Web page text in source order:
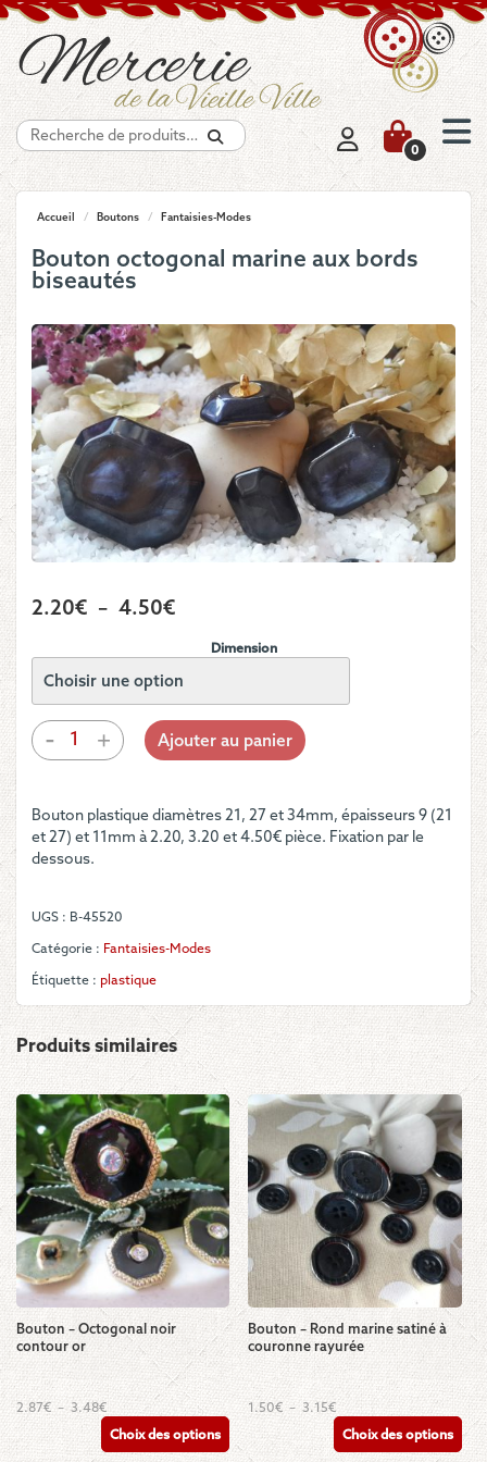
Recherche
0
Accueil / Boutons / Fantaisies-Modes
Bouton octogonal marine aux bords
biseautés
2.20€ – 4.50€Plage
à
4.50€
Dimension
-
quantité
de
marine
aux
bords
+ Ajouter au panier
Bouton plastique diamètres 21, 27 et 34mm, épaisseurs 9 (21
et 27) et 11mm à 2.20, 3.20 et 4.50€ pièce. Fixation par le
dessous.
UGS : B-45520
Catégorie : Fantaisies-Modes
Étiquette : plastique
Produits similaires
Bouton – Octogonal noir
contour or
2.87€ – 3.48€Plage
prix :
2.87€
Choix des options
Ce
produit
Bouton – Rond marine satiné à
couronne rayurée
1.50€ – 3.15€Plage
de
prix :
1.50€
Choix des options
Ce
produit
a